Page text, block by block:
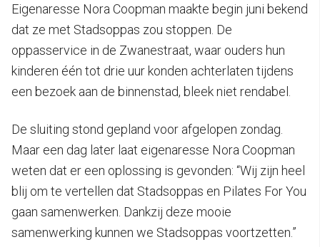
Eigenaresse Nora Coopman maakte begin juni bekend
dat ze met Stadsoppas zou stoppen. De
oppasservice in de Zwanestraat, waar ouders hun
kinderen één tot drie uur konden achterlaten tijdens
een bezoek aan de binnenstad, bleek niet rendabel.
De sluiting stond gepland voor afgelopen zondag.
Maar een dag later laat eigenaresse Nora Coopman
weten dat er een oplossing is gevonden: “Wij zijn heel
blij om te vertellen dat Stadsoppas en Pilates For You
gaan samenwerken. Dankzij deze mooie
samenwerking kunnen we Stadsoppas voortzetten.”